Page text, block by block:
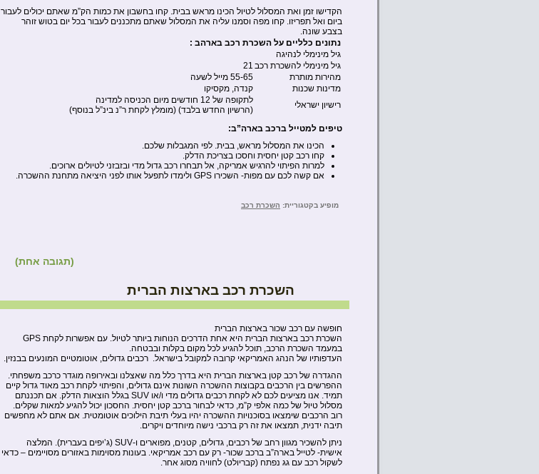
הקדישו זמן ואת המסלול לטיול הכינו מראש בבית. קחו בחשבון את כמות הק”מ שאתם יכולים לעבור
ביום ואל תפריזו. קחו מפה וסמנו עליה את המסלול שאתם מתכננים לעבור בכל יום בטוש זוהר
בצבע שונה.
נתונים כלליים על השכרת רכב בארהב :
גיל מינימלי לנהיגה
גיל מינימלי להשכרת רכב 21
מהירות מותרת
55-65 מייל לשעה
מדינות שכנות
קנדה, מקסיקו
רישיון ישראלי
לתקופה של 12 חודשים מיום הכניסה למדינה
(הרשיון החדש בלבד) (מומלץ לקחת ר”נ בינ”ל בנוסף)
טיפים למטייל ברכב בארה”ב:
הכינו את המסלול מראש, בבית. לפי המגבלות שלכם.
קחו רכב קטן יחסית וחסכו בצריכת הדלק.
למרות הפיתוי להרגיש אמריקה, אל תבחרו רכב גדול מדי ובזבזני לטיולים ארוכים.
אם קשה לכם עם מפות- השכירו GPS ולימדו לתפעל אותו לפני היציאה מתחנת ההשכרה.
מופיע בקטגוריית: השכרת רכב
(תגובה אחת)
השכרת רכב בארצות הברית
חופשה עם רכב שכור בארצות הברית
השכרת רכב בארצות הברית היא אחת הדרכים הנוחות ביותר לטיול. עם אפשרות לקחת GPS
במעמד השכרת הרכב, תוכל להגיע לכל מקום בקלות ובבטחה.
העדפותיו של הנהג האמריקאי קרובה למקובל בישראל. רכבים גדולים, אוטומטיים המונעים בבנזין.
ההגדרה של רכב קטן בארצות הברית היא בדרך כלל מה שאצלנו ובאירופה מוגדר כרכב משפחתי.
ההפרשים בין הרכבים בקבוצות ההשכרה השונות אינם גדולים, והפיתוי לקחת רכב מאוד גדול קיים
תמיד. אנו מציעים לכם לא לקחת רכבים גדולים מדי ו/או SUV בגלל הוצאות הדלק. אם תכננתם
מסלול טיול של כמה אלפי ק”מ, כדאי לבחור ברכב קטן יחסית. החסכון יכול להגיע למאות שקלים.
רוב הרכבים שימצאו בסוכנויות ההשכרה יהיו בעלי תיבת הילוכים אוטומטית. אם אתם לא מחפשים
תיבה ידנית, תמצאו את זה רק ברכבי נישה מיוחדים ויקרים.
ניתן להשכיר מגוון רחב של רכבים, גדולים, קטנים, מפוארים ו-SUV (ג’יפים בעברית). המלצה
אישית- לטייל בארה”ב ברכב שכור- רק עם רכב אמריקאי. בעונות מסוימות באזורים מסויימים – כדאי
לשקול רכב עם גג נפתח (קבריולט) לחוויה מסוג אחר.